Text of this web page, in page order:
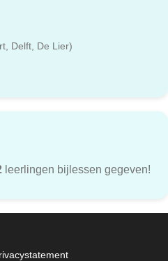
Delft, De Lier)
leerlingen bijlessen gegeven!